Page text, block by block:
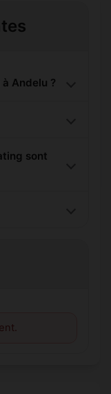
Andelu ?
sont